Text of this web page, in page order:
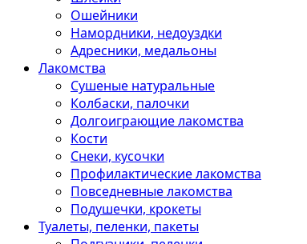
Ошейники
Намордники, недоуздки
Адресники, медальоны
Лакомства
Сушеные натуральные
Колбаски, палочки
Долгоиграющие лакомства
Кости
Снеки, кусочки
Профилактические лакомства
Повседневные лакомства
Подушечки, крокеты
Туалеты, пеленки, пакеты